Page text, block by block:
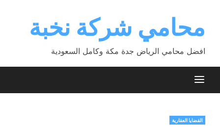
contentمحامي شركة نخبة
افضل محامي الرياض جدة مكة وكامل السعودية
القضايا العقارية